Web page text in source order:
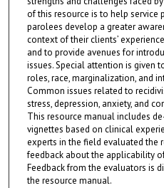
of this resource is to help service
parolees develop a greater
context of their clients’
and to provide avenues for
issues. Special attention is given
roles, race, marginalization, and
Common issues related to
stress, depression, anxiety, and
This resource manual includes
vignettes based on clinical
experts in the field evaluated the
feedback about the applicability
Feedback from the evaluators is
the resource manual.